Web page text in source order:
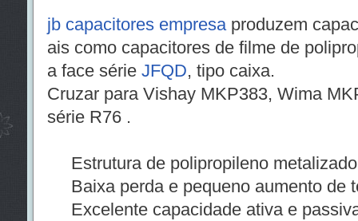
jb capacitores empresa produzem
ais como capacitores de filme de
a face série JFQD, tipo caixa.
Cruzar para Vishay MKP383, Wima
série R76 .
Estrutura de polipropileno
Baixa perda e pequeno aumento de
Excelente capacidade ativa e